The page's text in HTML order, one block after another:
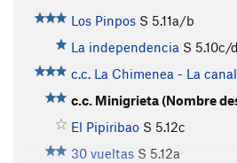
Los Pinpos S 5.11a/b
La independencia S 5.10c/d
c.c. La Chimenea - La
c.c. Minigrieta (Nombre
El Pipiribao S 5.12c
30 vueltas S 5.12a